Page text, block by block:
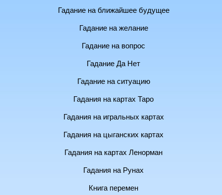
Гадание на ближайшее будущее
Гадание на желание
Гадание на вопрос
Гадание Да Нет
Гадание на ситуацию
Гадания на картах Таро
Гадания на игральных картах
Гадания на цыганских картах
Гадания на картах Ленорман
Гадания на Рунах
Книга перемен